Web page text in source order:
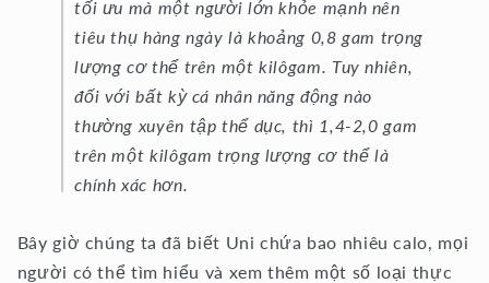
tối ưu mà một người lớn khỏe mạnh nên
tiêu thụ hàng ngày là khoảng 0,8 gam trọng
lượng cơ thể trên một kilôgam. Tuy nhiên,
đối với bất kỳ cá nhân năng động nào
thường xuyên tập thể dục, thì 1,4-2,0 gam
trên một kilôgam trọng lượng cơ thể là
chính xác hơn.
Bây giờ chúng ta đã biết Uni chứa bao nhiêu calo, mọi
người có thể tìm hiểu và xem thêm một số loại thực